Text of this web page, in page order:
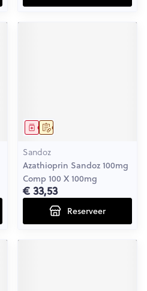
Op voorschrift
Geneesmiddel
Sandoz
Azathioprin Sandoz 100mg
Comp 100 X 100mg
€ 33,53
Reserveer